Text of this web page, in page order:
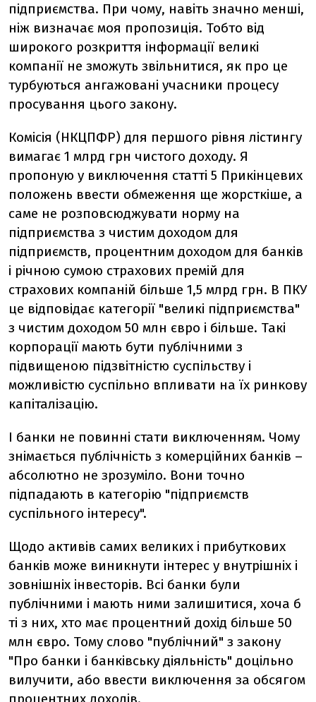
підприємства. При чому, навіть значно менші,
ніж визначає моя пропозиція. Тобто від
широкого розкриття інформації великі
компанії не зможуть звільнитися, як про це
турбуються ангажовані учасники процесу
просування цього закону.
Комісія (НКЦПФР) для першого рівня лістингу
вимагає 1 млрд грн чистого доходу. Я
пропоную у виключення статті 5 Прикінцевих
положень ввести обмеження ще жорсткіше, а
саме не розповсюджувати норму на
підприємства з чистим доходом для
підприємств, процентним доходом для банків
і річною сумою страхових премій для
страхових компаній більше 1,5 млрд грн. В ПКУ
це відповідає категорії "великі підприємства"
з чистим доходом 50 млн євро і більше. Такі
корпорації мають бути публічними з
підвищеною підзвітністю суспільству і
можливістю суспільно впливати на їх ринкову
капіталізацію.
І банки не повинні стати виключенням. Чому
знімається публічність з комерційних банків –
абсолютно не зрозуміло. Вони точно
підпадають в категорію "підприємств
суспільного інтересу".
Щодо активів самих великих і прибуткових
банків може виникнути інтерес у внутрішніх і
зовнішніх інвесторів. Всі банки були
публічними і мають ними залишитися, хоча б
ті з них, хто має процентний дохід більше 50
млн євро. Тому слово "публічний" з закону
"Про банки і банківську діяльність" доцільно
вилучити, або ввести виключення за обсягом